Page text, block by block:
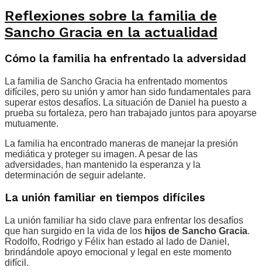
Reflexiones sobre la familia de
Sancho Gracia en la actualidad
Cómo la familia ha enfrentado la adversidad
La familia de Sancho Gracia ha enfrentado momentos
difíciles, pero su unión y amor han sido fundamentales para
superar estos desafíos. La situación de Daniel ha puesto a
prueba su fortaleza, pero han trabajado juntos para apoyarse
mutuamente.
La familia ha encontrado maneras de manejar la presión
mediática y proteger su imagen. A pesar de las
adversidades, han mantenido la esperanza y la
determinación de seguir adelante.
La unión familiar en tiempos difíciles
La unión familiar ha sido clave para enfrentar los desafíos
que han surgido en la vida de los hijos de Sancho Gracia.
Rodolfo, Rodrigo y Félix han estado al lado de Daniel,
brindándole apoyo emocional y legal en este momento
difícil.